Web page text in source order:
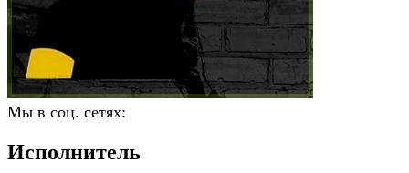
Мы в соц. сетях:
Исполнитель